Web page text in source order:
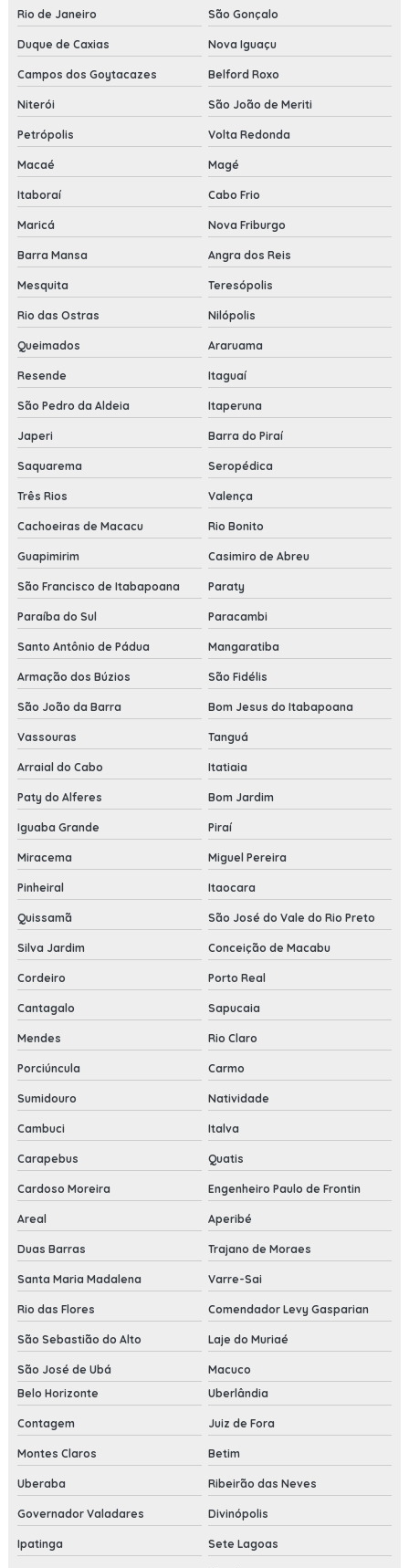
Rio de Janeiro São Gonçalo
Duque de Caxias Nova Iguaçu
Campos dos Goytacazes Belford Roxo
Niterói São João de Meriti
Petrópolis Volta Redonda
Macaé Magé
Itaboraí Cabo Frio
Maricá Nova Friburgo
Barra Mansa Angra dos Reis
Mesquita Teresópolis
Rio das Ostras Nilópolis
Queimados Araruama
Resende Itaguaí
São Pedro da Aldeia Itaperuna
Japeri Barra do Piraí
Saquarema Seropédica
Três Rios Valença
Cachoeiras de Macacu Rio Bonito
Guapimirim Casimiro de Abreu
São Francisco de Itabapoana Paraty
Paraíba do Sul Paracambi
Santo Antônio de Pádua Mangaratiba
Armação dos Búzios São Fidélis
São João da Barra Bom Jesus do Itabapoana
Vassouras Tanguá
Arraial do Cabo Itatiaia
Paty do Alferes Bom Jardim
Iguaba Grande Piraí
Miracema Miguel Pereira
Pinheiral Itaocara
Quissamã São José do Vale do Rio Preto
Silva Jardim Conceição de Macabu
Cordeiro Porto Real
Cantagalo Sapucaia
Mendes Rio Claro
Porciúncula Carmo
Sumidouro Natividade
Cambuci Italva
Carapebus Quatis
Cardoso Moreira Engenheiro Paulo de Frontin
Areal Aperibé
Duas Barras Trajano de Moraes
Santa Maria Madalena Varre-Sai
Rio das Flores Comendador Levy Gasparian
São Sebastião do Alto Laje do Muriaé
São José de Ubá
Macuco
Belo Horizonte
Uberlândia
Contagem Juiz de Fora
Montes Claros Betim
Uberaba Ribeirão das Neves
Governador Valadares Divinópolis
Ipatinga Sete Lagoas